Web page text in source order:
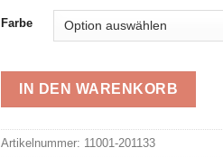
Farbe
IN DEN WARENKORB
Artikelnummer: 11001-201133